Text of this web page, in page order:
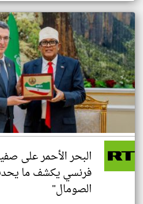
البحر الأحمر على
فرنسي يكشف ما
الصومال"